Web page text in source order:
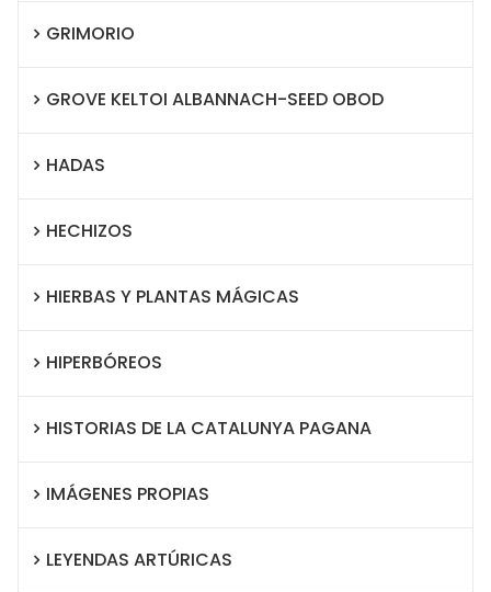
GRIMORIO
GROVE KELTOI ALBANNACH-SEED OBOD
HADAS
HECHIZOS
HIERBAS Y PLANTAS MÁGICAS
HIPERBÓREOS
HISTORIAS DE LA CATALUNYA PAGANA
IMÁGENES PROPIAS
LEYENDAS ARTÚRICAS